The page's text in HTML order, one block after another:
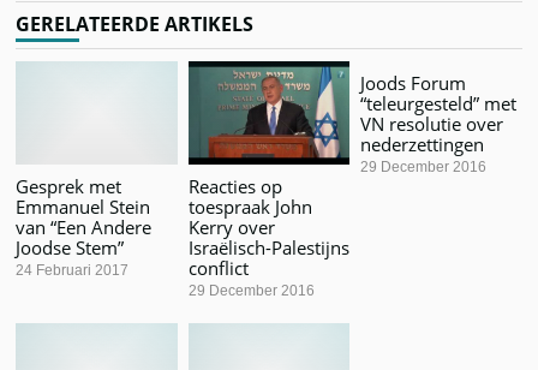
GERELATEERDE ARTIKELS
Gesprek met
Emmanuel Stein
van “Een Andere
Joodse Stem”
24 Februari 2017
Reacties op
toespraak John
Kerry over
Israëlisch-Palestijns
conflict
29 December 2016
Joods Forum
“teleurgesteld” met
VN resolutie over
nederzettingen
29 December 2016